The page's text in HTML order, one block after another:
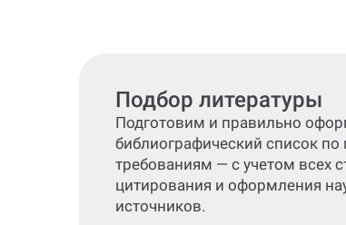
Подбор литературы
Подготовим и правильно
библиографический список
требованиям — с учетом всех
цитирования и оформления
источников.